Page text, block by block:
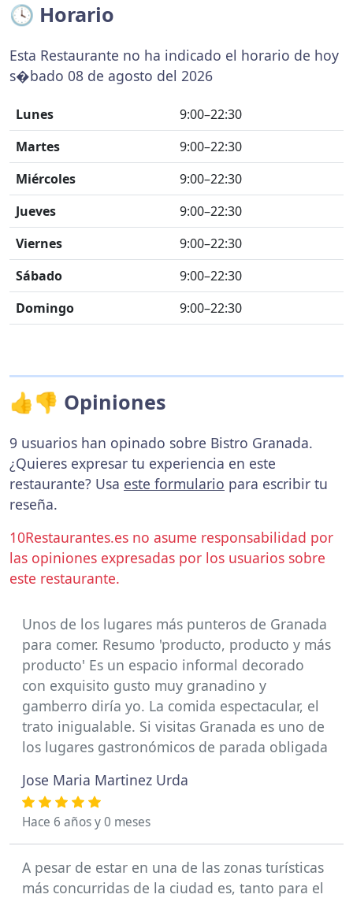
🕓 Horario
Esta Restaurante no ha indicado el horario de hoy
s�bado 08 de agosto del 2026
Lunes
9:00–22:30
Martes
9:00–22:30
Miércoles
9:00–22:30
Jueves
9:00–22:30
Viernes
9:00–22:30
Sábado
9:00–22:30
Domingo
9:00–22:30
👍👎 Opiniones
9 usuarios han opinado sobre Bistro Granada.
¿Quieres expresar tu experiencia en este
restaurante? Usa este formulario para escribir tu
reseña.
10Restaurantes.es no asume responsabilidad por
las opiniones expresadas por los usuarios sobre
este restaurante.
Unos de los lugares más punteros de Granada
para comer. Resumo 'producto, producto y más
producto' Es un espacio informal decorado
con exquisito gusto muy granadino y
gamberro diría yo. La comida espectacular, el
trato inigualable. Si visitas Granada es uno de
los lugares gastronómicos de parada obligada
Jose Maria Martinez Urda
Hace 6 años y 0 meses
A pesar de estar en una de las zonas turísticas
más concurridas de la ciudad es, tanto para el